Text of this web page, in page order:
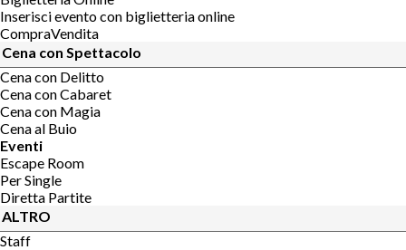
Inserisci evento con biglietteria online
CompraVendita
Cena con Spettacolo
Cena con Delitto
Cena con Cabaret
Cena con Magia
Cena al Buio
Eventi
Escape Room
Per Single
Diretta Partite
ALTRO
Staff